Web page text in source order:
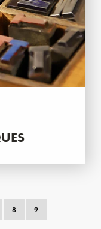
8 9